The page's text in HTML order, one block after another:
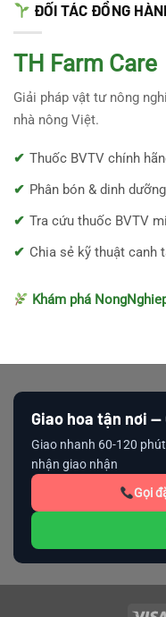
ĐỐI TÁC ĐỒNG
TH Farm Care
Giải pháp vật tư nông
nhà nông Việt.
Thuốc BVTV chính
Phân bón & dinh
Tra cứu thuốc BVTV
Chia sẻ kỹ thuật canh
Khám phá
Giao hoa tận nơi
Giao nhanh 60-120
nhận giao nhận
Gọi